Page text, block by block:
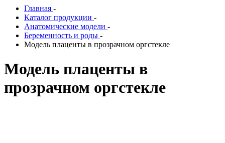
Главная -
Каталог продукции -
Анатомические модели -
Беременность и роды -
Модель плаценты в прозрачном оргстекле
Модель плаценты в
прозрачном оргстекле